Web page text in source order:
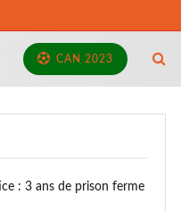
CAN 2023
: 3 ans de prison ferme